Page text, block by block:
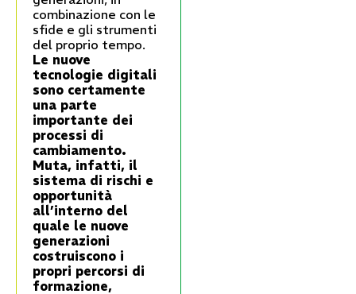
combinazione con le
sfide e gli strumenti
del proprio tempo.
Le nuove
tecnologie digitali
sono certamente
una parte
importante dei
processi di
cambiamento.
Muta, infatti, il
sistema di rischi e
opportunità
all’interno del
quale le nuove
generazioni
costruiscono i
propri percorsi di
formazione,